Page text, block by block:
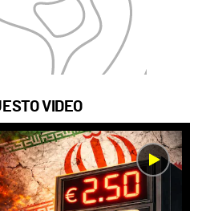
VIDEO